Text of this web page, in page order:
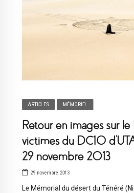
ARTICLES MÉMORIEL
Retour en images sur
victimes du DC10
29 novembre 2013
29 novembre 2013
Le Mémorial du désert du Ténéré